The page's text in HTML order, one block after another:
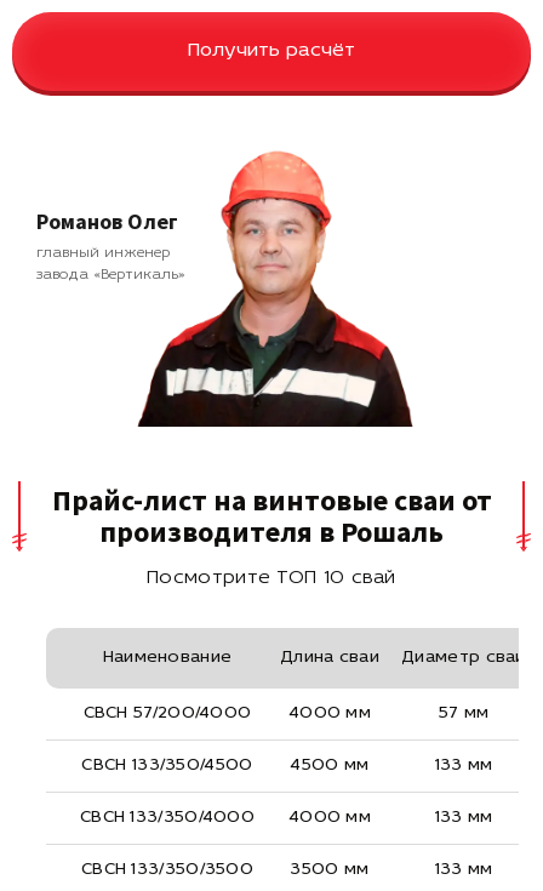
Получить расчёт
Романов Олег
главный инженер
завода «Вертикаль»
Прайс-лист на винтовые сваи от
производителя в Рошаль
Посмотрите ТОП 10 свай
Наименование Длина сваи Диаметр сваи
СВСН 57/200/4000 4000 мм 57 мм
СВСН 133/350/4500 4500 мм 133 мм
СВСН 133/350/4000 4000 мм 133 мм
СВСН 133/350/3500 3500 мм 133 мм